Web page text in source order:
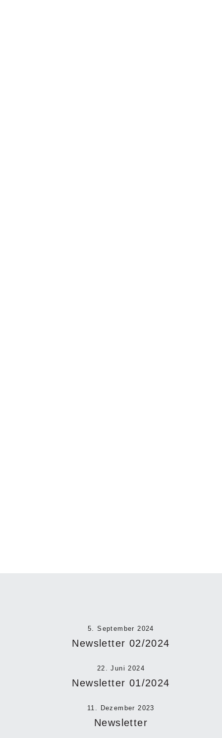
5. September 2024
Newsletter 02/2024
22. Juni 2024
Newsletter 01/2024
11. Dezember 2023
Newsletter